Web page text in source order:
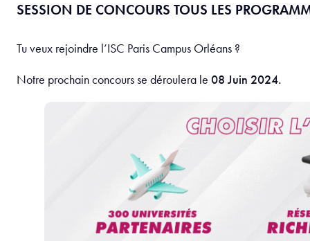
SESSION DE CONCOURS TOUS LES
Tu veux rejoindre l’ISC Paris Campus Orléans ?
Notre prochain concours se déroulera le 08 Juin 2024.